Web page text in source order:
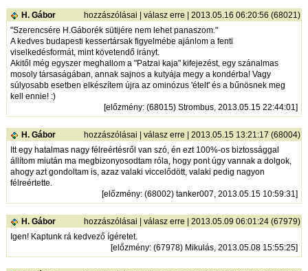
H. Gábor hozzászólásai |válasz erre | 2013.05.16 06:20:56 (68021)
"Szerencsére H.Gáborék sütijére nem lehet panaszom."
A kedves budapesti kessertársak figyelmébe ajánlom a fenti
viselkedésformát, mint követendő irányt.
Akitől még egyszer meghallom a "Patzai kaja" kifejezést, egy szánalmas
mosoly társaságában, annak sajnos a kutyája megy a kondérba! Vagy
súlyosabb esetben elkészítem újra az ominózus 'ételt' és a bűnösnek meg
kell ennie! :)
[előzmény: (68015) Strombus, 2013.05.15 22:44:01]
H. Gábor hozzászólásai |válasz erre | 2013.05.15 13:21:17 (68004)
Itt egy hatalmas nagy félreértésről van szó, én ezt 100%-os biztossággal
állítom miután ma megbizonyosodtam róla, hogy pont úgy vannak a dolgok,
ahogy azt gondoltam is, azaz valaki viccelődött, valaki pedig nagyon
félreértette.
[előzmény: (68002) tanker007, 2013.05.15 10:59:31]
H. Gábor hozzászólásai |válasz erre | 2013.05.09 06:01:24 (67979)
Igen! Kaptunk rá kedvező ígéretet.
[előzmény: (67978) Mikulás, 2013.05.08 15:55:25]